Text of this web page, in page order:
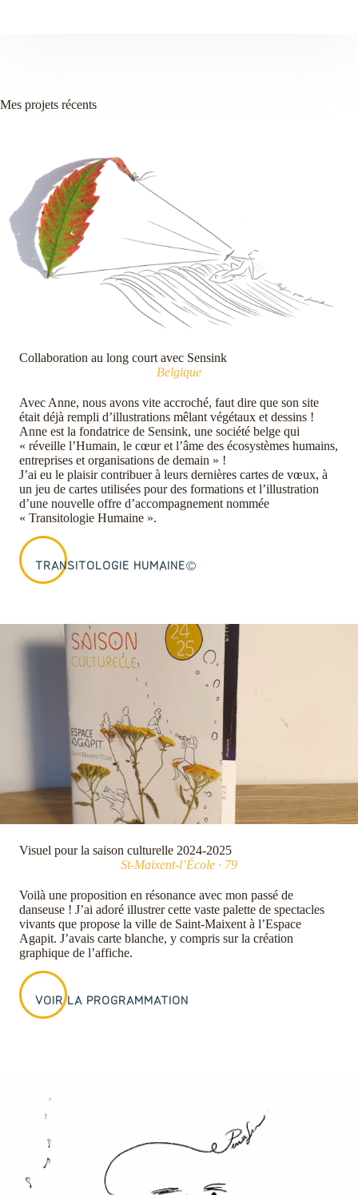
Mes projets récents
Collaboration au long court avec Sensink
Belgique
Avec Anne, nous avons vite accroché, faut dire que son site
était déjà rempli d’illustrations mêlant végétaux et dessins !
Anne est la fondatrice de Sensink, une société belge qui
« réveille l’Humain, le cœur et l’âme des écosystèmes humains,
entreprises et organisations de demain » !
J’ai eu le plaisir contribuer à leurs dernières cartes de vœux, à
un jeu de cartes utilisées pour des formations et l’illustration
d’une nouvelle offre d’accompagnement nommée
« Transitologie Humaine ».
TRANSITOLOGIE HUMAINE©
Visuel pour la saison culturelle 2024-2025
St-Maixent-l’École · 79
Voilà une proposition en résonance avec mon passé de
danseuse ! J’ai adoré illustrer cette vaste palette de spectacles
vivants que propose la ville de Saint-Maixent à l’Espace
Agapit. J’avais carte blanche, y compris sur la création
graphique de l’affiche.
VOIR LA PROGRAMMATION